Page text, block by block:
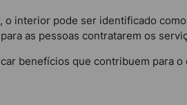
o interior pode ser identificado
as pessoas contratarem os
benefícios que contribuem para o